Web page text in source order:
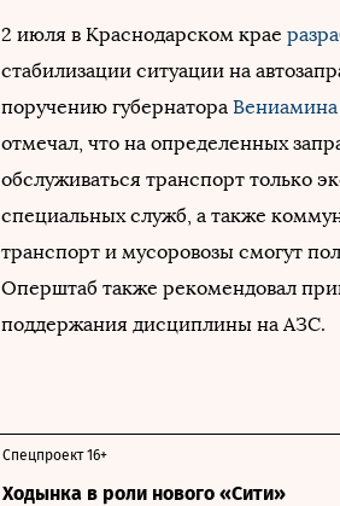
2 июля в Краснодарском крае
стабилизации ситуации на
поручению губернатора Вениамина
отмечал, что на определенных
обслуживаться транспорт только
специальных служб, а также
транспорт и мусоровозы смогут
Оперштаб также рекомендовал
поддержания дисциплины на АЗС.
Ходынка в роли нового «Сити»
Спецпроект 16+